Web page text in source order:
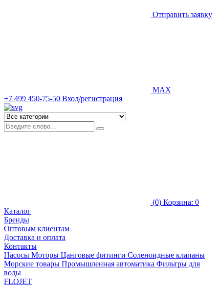
Отправить заявку
MAX
+7 499 450-75-50 Вход/регистрация
(0) Корзина: 0
Каталог
Бренды
Оптовым клиентам
Доставка и оплата
Контакты
Насосы Моторы Цанговые фитинги Соленоидные клапаны
Морские товары Промышленная автоматика Фильтры для
воды
FLOJET